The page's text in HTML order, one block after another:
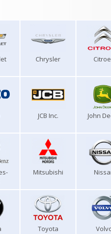
Chrysler
JCB Inc. John
Mitsubishi
Toyota